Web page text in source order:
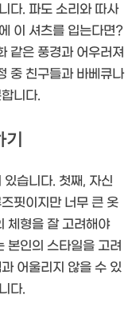
다. 파도 소리와 따사
이 셔츠를 입는다면?
같은 풍경과 어우러져
중 친구들과 바베큐나
니다.
기
습니다. 첫째, 자신
핏이지만 너무 큰 옷
체형을 잘 고려해야
본인의 스타일을 고려
어울리지 않을 수 있
다.